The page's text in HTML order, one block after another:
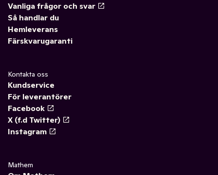
Vanliga frågor och svar
Så handlar du
Hemleverans
Färskvarugaranti
Kontakta oss
Kundservice
För leverantörer
Facebook
X (f.d Twitter)
Instagram
Mathem